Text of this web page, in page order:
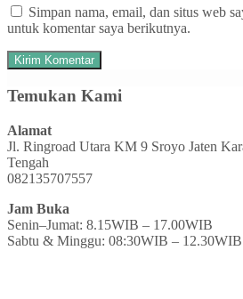
Simpan nama, email, dan situs web
untuk komentar saya berikutnya.
Temukan Kami
Alamat
Jl. Ringroad Utara KM 9 Sroyo Jaten
Tengah
082135707557
Jam Buka
Senin–Jumat: 8.15WIB – 17.00WIB
Sabtu & Minggu: 08:30WIB – 12.30WIB